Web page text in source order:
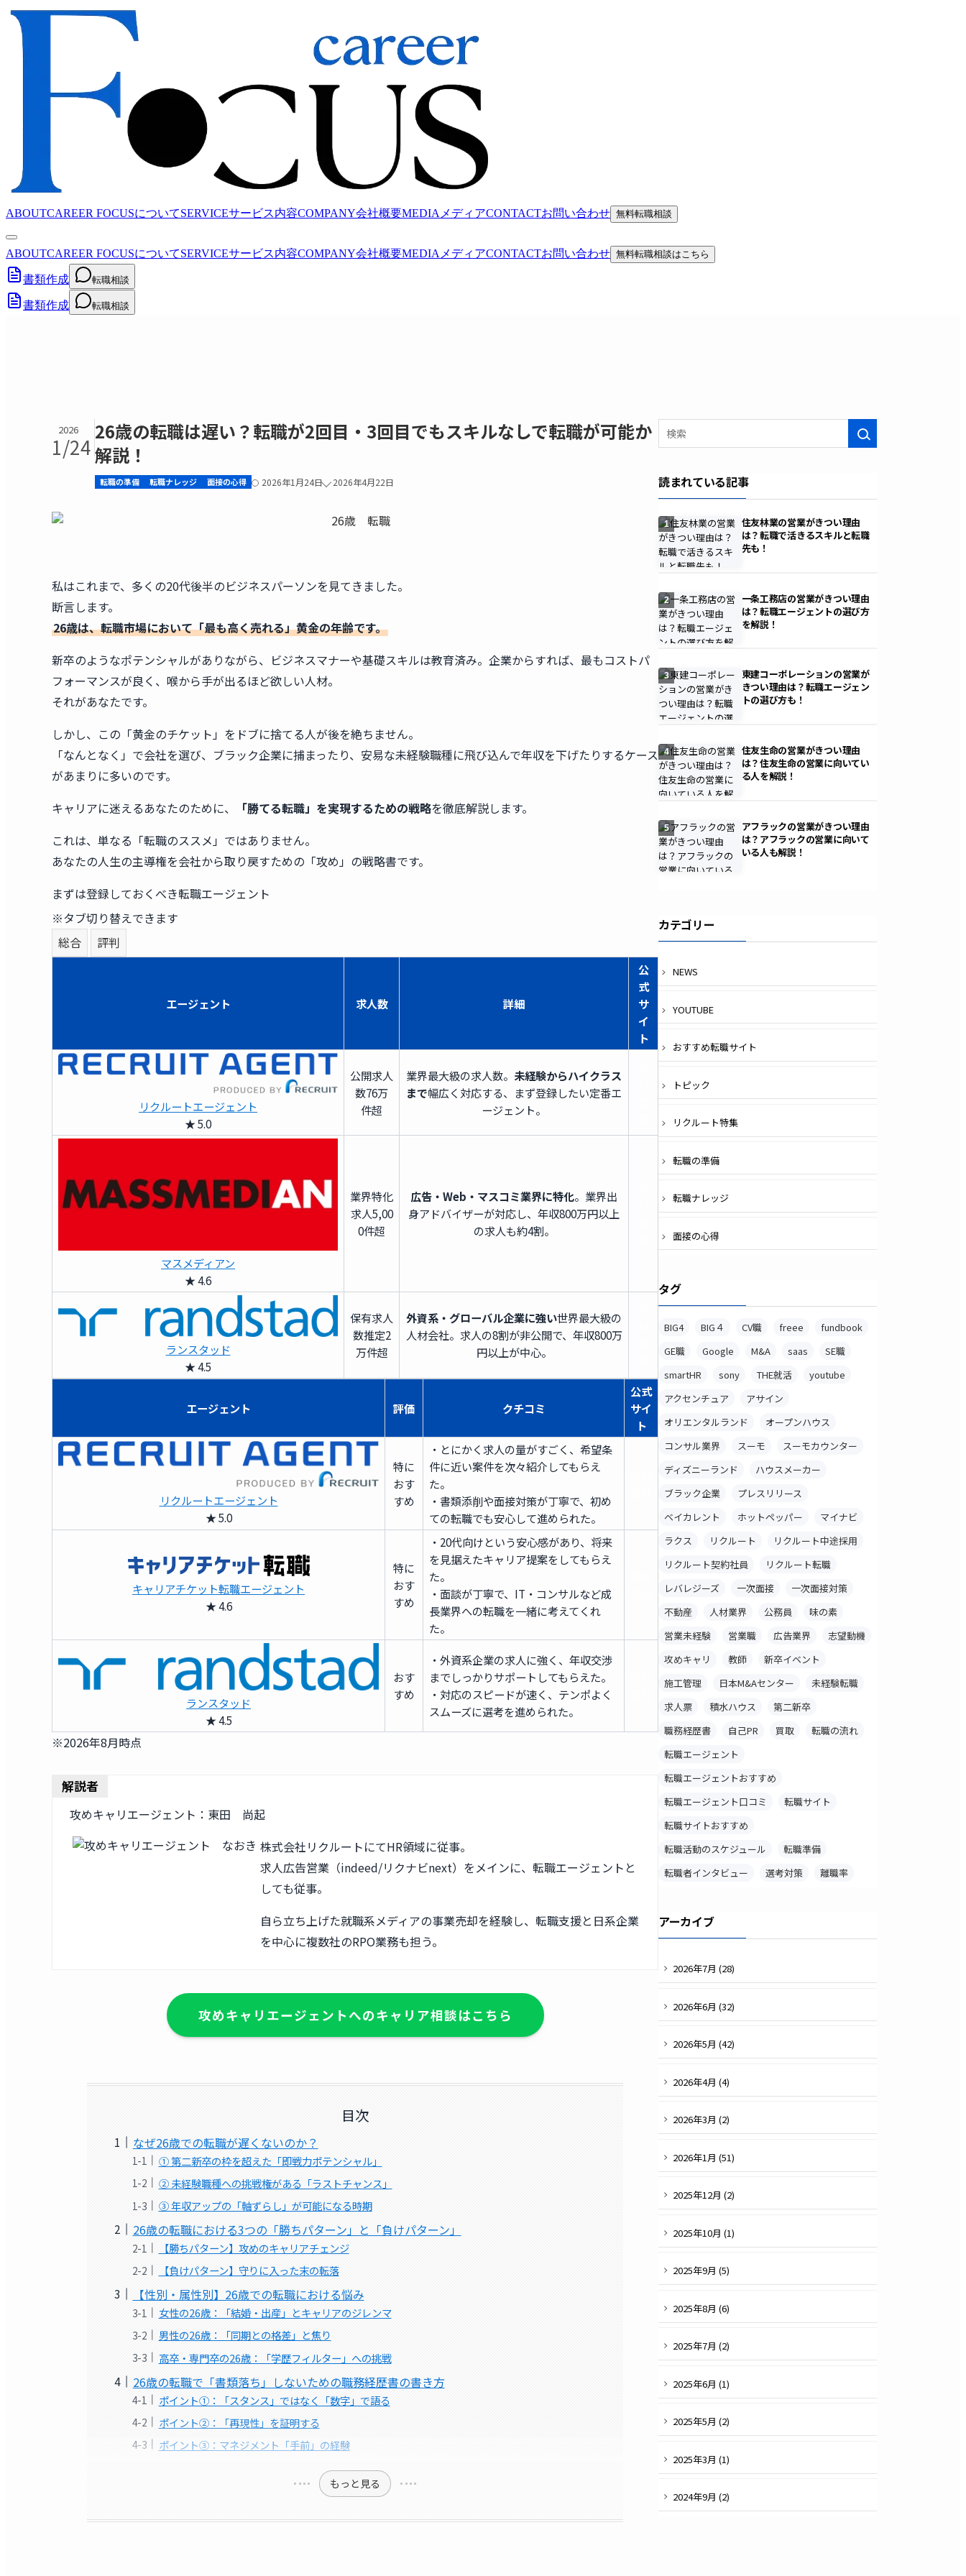
ABOUTCAREER FOCUSについてSERVICEサービス内容COMPANY会社概要MEDIA メディアCONTACTお問い合わせ 無料転職相談
ABOUTCAREER FOCUSについてSERVICEサービス内容COMPANY会社概要MEDIA メディアCONTACTお問い合わせ 無料転職相談はこちら
書類作成 転職相談
書類作成 転職相談
2026
1/24
26歳の転職は遅い？転職が2回目・3回目でもスキルなしで転職が可能か
解説！
転職の準備 転職ナレッジ 面接の心得 2026年1月24日 2026年4月22日
私はこれまで、多くの20代後半のビジネスパーソンを見てきました。
断言します。
26歳は、転職市場において「最も高く売れる」黄金の年齢です。
新卒のようなポテンシャルがありながら、ビジネスマナーや基礎スキルは教育済み。企業からすれば、最もコストパ
フォーマンスが良く、喉から手が出るほど欲しい人材。
それがあなたです。
しかし、この「黄金のチケット」をドブに捨てる人が後を絶ちません。
「なんとなく」で会社を選び、ブラック企業に捕まったり、安易な未経験職種に飛び込んで年収を下げたりするケース
があまりに多いのです。
キャリアに迷えるあなたのために、
「勝てる転職」を実現するための戦略を徹底解説します。
これは、単なる「転職のススメ」ではありません。
あなたの人生の主導権を会社から取り戻すための「攻め」の戦略書です。
まずは登録しておくべき転職エージェント
※タブ切り替えできます
総合
評判
エージェント 求人数 詳細
公
式
サ
イ
ト
リクルートエージェント
★ 5.0
公開求人
数76万
件超
業界最大級の求人数。 未経験からハイクラス
まで幅広く対応する、まず登録したい定番エ
ージェント。
マスメディアン
★ 4.6
業界特化
求人5,00
0件超
広告・Web・マスコミ業界に特化。業界出
身アドバイザーが対応し、年収800万円以上
の求人も約4割。
ランスタッド
★ 4.5
保有求人
数推定2
万件超
外資系・グローバル企業に強い世界最大級の
人材会社。求人の8割が非公開で、年収800万
円以上が中心。
エージェント 評価 クチコミ
公式
サイ
ト
リクルートエージェント
★ 5.0
特に
おす
すめ
・とにかく求人の量がすごく、希望条
件に近い案件を次々紹介してもらえ
た。
・書類添削や面接対策が丁寧で、初め
ての転職でも安心して進められた。
キャリアチケット転職エージェント
★ 4.6
特に
おす
すめ
・20代向けという安心感があり、将来
を見据えたキャリア提案をしてもらえ
た。
・面談が丁寧で、IT・コンサルなど成
長業界への転職を一緒に考えてくれ
た。
ランスタッド
★ 4.5
おす
すめ
・外資系企業の求人に強く、年収交渉
までしっかりサポートしてもらえた。
・対応のスピードが速く、テンポよく
スムーズに選考を進められた。
※2026年8月時点
解説者
攻めキャリエージェント：東田 尚起
株式会社リクルートにてHR領域に従事。
求人広告営業（indeed/リクナビnext）をメインに、転職エージェントと
しても従事。
自ら立ち上げた就職系メディアの事業売却を経験し、転職支援と日系企業
を中心に複数社のRPO業務も担う。
攻めキャリエージェントへのキャリア相談はこちら
目次
なぜ26歳での転職が遅くないのか？
① 第二新卒の枠を超えた「即戦力ポテンシャル」
② 未経験職種への挑戦権がある「ラストチャンス」
③ 年収アップの「軸ずらし」が可能になる時期
26歳の転職における3つの「勝ちパターン」と「負けパターン」
【勝ちパターン】攻めのキャリアチェンジ
【負けパターン】守りに入った末の転落
【性別・属性別】26歳での転職における悩み
女性の26歳：「結婚・出産」とキャリアのジレンマ
男性の26歳：「同期との格差」と焦り
高卒・専門卒の26歳：「学歴フィルター」への挑戦
26歳の転職で「書類落ち」しないための職務経歴書の書き方
ポイント①：「スタンス」ではなく「数字」で語る
ポイント②：「再現性」を証明する
ポイント③：マネジメント「手前」の経験
もっと見る
検索
読まれている記事
1
住友林業の営業がきつい理由
は？転職で活きるスキルと転職
先も！
2
一条工務店の営業がきつい理由
は？転職エージェントの選び方
を解説！
3
東建コーポレーションの営業が
きつい理由は？転職エージェン
トの選び方も！
4
住友生命の営業がきつい理由
は？住友生命の営業に向いてい
る人を解説！
5
アフラックの営業がきつい理由
は？アフラックの営業に向いて
いる人も解説！
カテゴリー
NEWS
YOUTUBE
おすすめ転職サイト
トピック
リクルート特集
転職の準備
転職ナレッジ
面接の心得
タグ
BIG4 BIG４ CV職 freee
fundbook
GE職
Google M&A saas
SE職
smartHR
sony THE就活
youtube
アクセンチュア
アサイン
オリエンタルランド
オープンハウス
コンサル業界
スーモ
スーモカウンター
ディズニーランド
ハウスメーカー
ブラック企業
プレスリリース
ベイカレント
ホットペッパー
マイナビ
ラクス
リクルート
リクルート中途採用
リクルート契約社員
リクルート転職
レバレジーズ
一次面接
一次面接対策
不動産
人材業界 公務員
味の素
営業未経験
営業職 広告業界
志望動機
攻めキャリ
教師
新卒イベント
施工管理
日本M&Aセンター
未経験転職
求人票
積水ハウス
第二新卒
職務経歴書
自己PR 買取
転職の流れ
転職エージェント
転職エージェントおすすめ
転職エージェント口コミ
転職サイト
転職サイトおすすめ
転職活動のスケジュール
転職準備
転職者インタビュー
選考対策 離職率
アーカイブ
2026年7月 (28)
2026年6月 (32)
2026年5月 (42)
2026年4月 (4)
2026年3月 (2)
2026年1月 (51)
2025年12月 (2)
2025年10月 (1)
2025年9月 (5)
2025年8月 (6)
2025年7月 (2)
2025年6月 (1)
2025年5月 (2)
2025年3月 (1)
2024年9月 (2)